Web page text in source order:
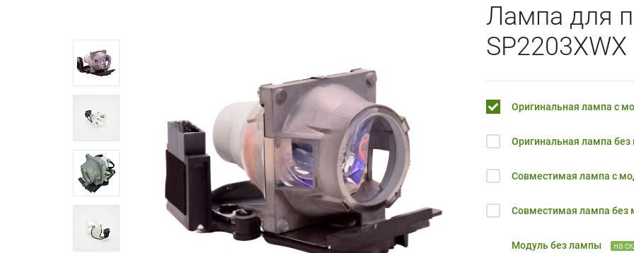
Лампа для
SP2203XWX
Оригинальная лампа с
Оригинальная лампа без
Совместимая лампа с
Совместимая лампа без
Модуль без лампы на